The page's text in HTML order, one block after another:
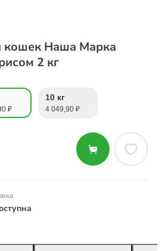
кошек Наша Марка
2 кг
₽
10 кг
4 049,90 ₽